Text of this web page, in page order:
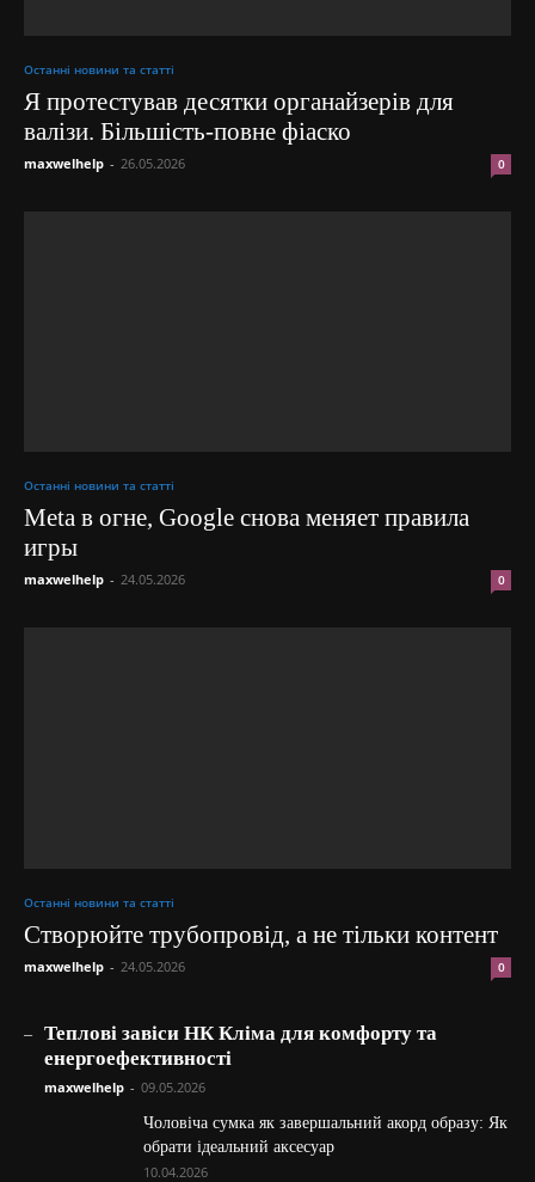
Останні новини та статті
Я протестував десятки органайзерів для
валізи. Більшість-повне фіаско
maxwelhelp - 26.05.2026 0
Останні новини та статті
Meta в огне, Google снова меняет правила
игры
maxwelhelp - 24.05.2026 0
Останні новини та статті
Створюйте трубопровід, а не тільки контент
maxwelhelp - 24.05.2026 0
Теплові завіси НК Кліма для комфорту та
енергоефективності
maxwelhelp - 09.05.2026
Чоловіча сумка як завершальний акорд образу: Як
обрати ідеальний аксесуар
10.04.2026